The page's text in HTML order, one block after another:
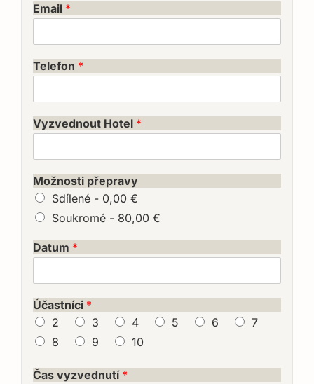
Email *
Telefon *
Vyzvednout Hotel *
Možnosti přepravy
Sdílené - 0,00 €
Soukromé - 80,00 €
Datum *
Účastníci *
2
3 4 5 6
7
8
9 10
Čas vyzvednutí *